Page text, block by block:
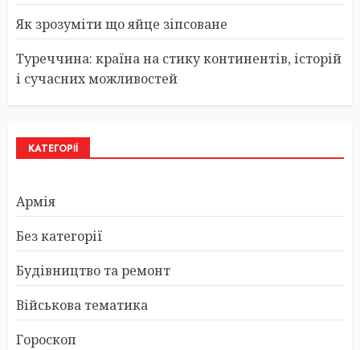
Як зрозуміти що яйце зіпсоване
Туреччина: країна на стику континентів, історій
і сучасних можливостей
КАТЕГОРІЇ
Армія
Без категорії
Будівництво та ремонт
Військова тематика
Гороскоп